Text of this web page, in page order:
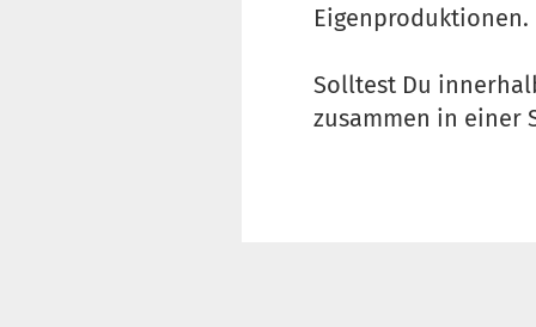
Eigenproduktionen.
Solltest Du
zusammen in einer